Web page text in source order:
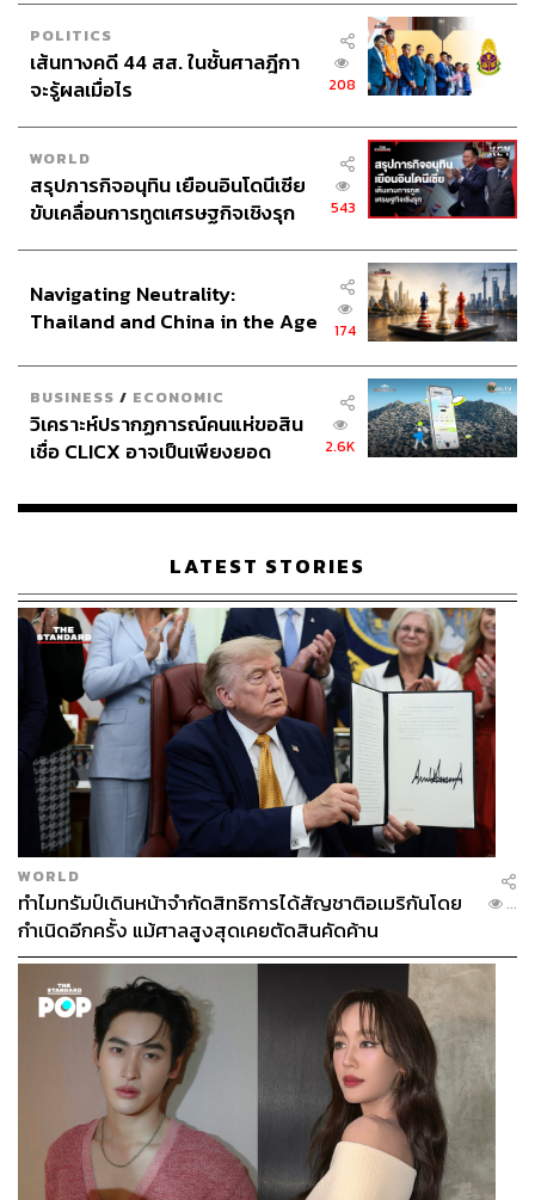
POLITICS
เส้นทางคดี 44 สส. ในชั้นศาลฎีกา
จะรู้ผลเมื่อไร
208
WORLD
สรุปภารกิจอนุทิน เยือนอินโดนีเซีย
ขับเคลื่อนการทูตเศรษฐกิจเชิงรุก
543
Navigating Neutrality:
Thailand and China in the Age
174
BUSINESS / ECONOMIC
วิเคราะห์ปรากฏการณ์คนแห่ขอสิน
เชื่อ CLICX อาจเป็นเพียงยอด
เรือนไทยที่ถูกซุกไว้
2.6K
LATEST STORIES
WORLD
ทำไมทรัมป์เดินหน้าจำกัดสิทธิการได้สัญชาติอเมริกันโดย
กำเนิดอีกครั้ง แม้ศาลสูงสุดเคยตัดสินคัดค้าน
...